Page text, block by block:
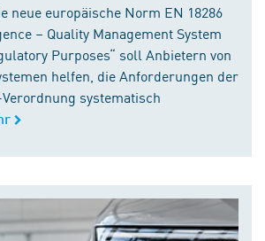
neue europäische Norm EN 18286
– Quality Management System
Purposes“ soll Anbietern von
helfen, die Anforderungen der
systematisch